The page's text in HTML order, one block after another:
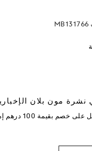
MB131766
نشرة مون بلان